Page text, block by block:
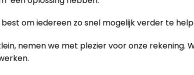
om iedereen zo snel mogelijk verder te
nemen we met plezier voor onze